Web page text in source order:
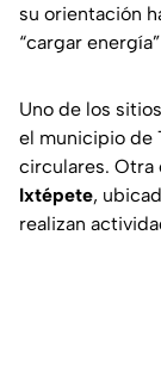
su orientación
“cargar
Uno de los
el municipio de
circulares. Otra
Ixtépete,
realizan